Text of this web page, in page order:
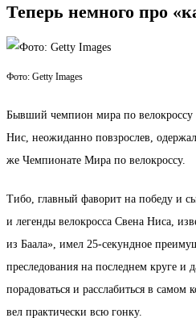
Теперь немного про
Фото: Getty Images
Бывший чемпион мира по велокроссу
Нис, неожиданно повзрослев,
же Чемпионате Мира по велокроссу.
Тибо, главный фаворит на победу и
и легенды велокросса Свена Ниса,
из Баала», имел 25-секундное
преследования на последнем круге и
порадоваться и расслабиться в
вел практически всю гонку.